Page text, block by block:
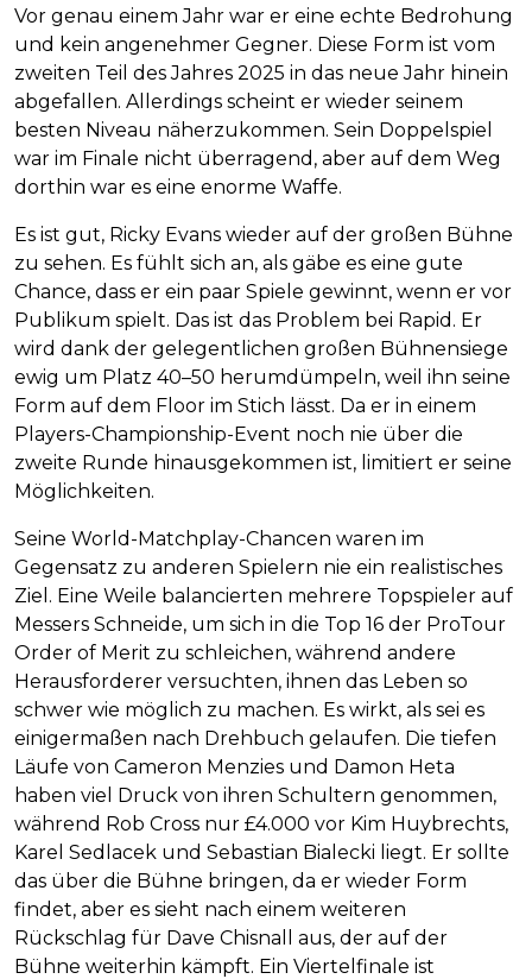
Vor genau einem Jahr war er eine echte Bedrohung
und kein angenehmer Gegner. Diese Form ist vom
zweiten Teil des Jahres 2025 in das neue Jahr hinein
abgefallen. Allerdings scheint er wieder seinem
besten Niveau näherzukommen. Sein Doppelspiel
war im Finale nicht überragend, aber auf dem Weg
dorthin war es eine enorme Waffe.
Es ist gut, Ricky Evans wieder auf der großen Bühne
zu sehen. Es fühlt sich an, als gäbe es eine gute
Chance, dass er ein paar Spiele gewinnt, wenn er vor
Publikum spielt. Das ist das Problem bei Rapid. Er
wird dank der gelegentlichen großen Bühnensiege
ewig um Platz 40–50 herumdümpeln, weil ihn seine
Form auf dem Floor im Stich lässt. Da er in einem
Players-Championship-Event noch nie über die
zweite Runde hinausgekommen ist, limitiert er seine
Möglichkeiten.
Seine World-Matchplay-Chancen waren im
Gegensatz zu anderen Spielern nie ein realistisches
Ziel. Eine Weile balancierten mehrere Topspieler auf
Messers Schneide, um sich in die Top 16 der ProTour
Order of Merit zu schleichen, während andere
Herausforderer versuchten, ihnen das Leben so
schwer wie möglich zu machen. Es wirkt, als sei es
einigermaßen nach Drehbuch gelaufen. Die tiefen
Läufe von Cameron Menzies und Damon Heta
haben viel Druck von ihren Schultern genommen,
während Rob Cross nur £4.000 vor Kim Huybrechts,
Karel Sedlacek und Sebastian Bialecki liegt. Er sollte
das über die Bühne bringen, da er wieder Form
findet, aber es sieht nach einem weiteren
Rückschlag für Dave Chisnall aus, der auf der
Bühne weiterhin kämpft. Ein Viertelfinale ist